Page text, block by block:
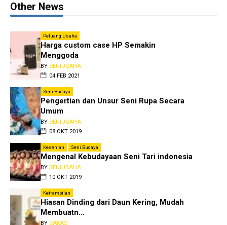
Other News
Peluang Usaha
Harga custom case HP Semakin
Menggoda
BY SENIUSAHA
04 FEB 2021
Seni Budaya
Pengertian dan Unsur Seni Rupa Secara
Umum
BY SENIUSAHA
08 OKT 2019
Kesenian Seni Budaya
Mengenal Kebudayaan Seni Tari indonesia
BY SENIUSAHA
10 OKT 2019
Ketrampilan
Hiasan Dinding dari Daun Kering, Mudah
Membuatn...
BY SARAS